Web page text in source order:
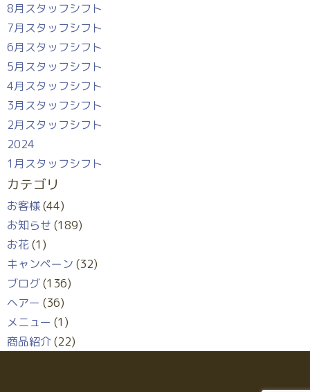
8月スタッフシフト
7月スタッフシフト
6月スタッフシフト
5月スタッフシフト
4月スタッフシフト
3月スタッフシフト
2月スタッフシフト
2024
1月スタッフシフト
カテゴリ
お客様(44)
お知らせ (189)
お花 (1)
キャンペーン (32)
ブログ(136)
ヘアー (36)
メニュー (1)
商品紹介 (22)